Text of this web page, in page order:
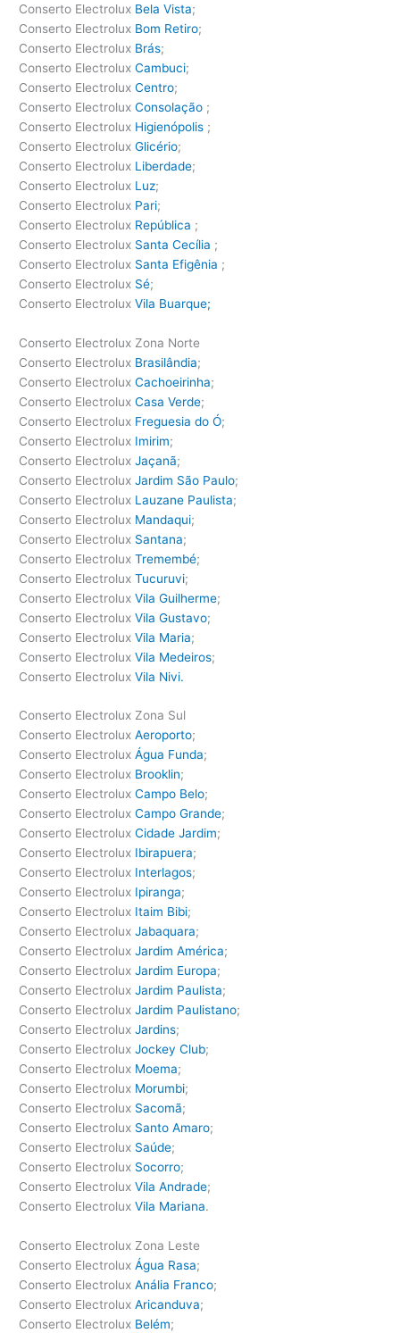
Conserto Electrolux Bela Vista;
Conserto Electrolux Bom Retiro;
Conserto Electrolux Brás;
Conserto ElectroluxCambuci;
Conserto ElectroluxCentro;
Conserto ElectroluxConsolação ;
Conserto Electrolux Higienópolis ;
Conserto ElectroluxGlicério;
Conserto Electrolux Liberdade;
Conserto Electrolux Luz;
Conserto Electrolux Pari;
Conserto Electrolux República ;
Conserto Electrolux Santa Cecília ;
Conserto Electrolux Santa Efigênia ;
Conserto Electrolux Sé;
Conserto ElectroluxVila Buarque;
Conserto Electrolux Zona Norte
Conserto Electrolux Brasilândia;
Conserto ElectroluxCachoeirinha;
Conserto ElectroluxCasa Verde;
Conserto Electrolux Freguesia do Ó;
Conserto Electrolux Imirim;
Conserto ElectroluxJaçanã;
Conserto ElectroluxJardim São Paulo;
Conserto Electrolux Lauzane Paulista;
Conserto Electrolux Mandaqui;
Conserto Electrolux Santana;
Conserto ElectroluxTremembé;
Conserto ElectroluxTucuruvi;
Conserto ElectroluxVila Guilherme;
Conserto ElectroluxVila Gustavo;
Conserto ElectroluxVila Maria;
Conserto ElectroluxVila Medeiros;
Conserto ElectroluxVila Nivi.
Conserto Electrolux Zona Sul
Conserto ElectroluxAeroporto;
Conserto ElectroluxÁgua Funda;
Conserto Electrolux Brooklin;
Conserto ElectroluxCampo Belo;
Conserto ElectroluxCampo Grande;
Conserto ElectroluxCidade Jardim;
Conserto Electrolux Ibirapuera;
Conserto Electrolux Interlagos;
Conserto Electrolux Ipiranga;
Conserto Electrolux Itaim Bibi;
Conserto ElectroluxJabaquara;
Conserto ElectroluxJardim América;
Conserto ElectroluxJardim Europa;
Conserto ElectroluxJardim Paulista;
Conserto ElectroluxJardim Paulistano;
Conserto ElectroluxJardins;
Conserto ElectroluxJockey Club;
Conserto Electrolux Moema;
Conserto Electrolux Morumbi;
Conserto Electrolux Sacomã;
Conserto Electrolux Santo Amaro;
Conserto Electrolux Saúde;
Conserto Electrolux Socorro;
Conserto ElectroluxVila Andrade;
Conserto ElectroluxVila Mariana.
Conserto Electrolux Zona Leste
Conserto ElectroluxÁgua Rasa;
Conserto ElectroluxAnália Franco;
Conserto ElectroluxAricanduva;
Conserto Electrolux Belém;